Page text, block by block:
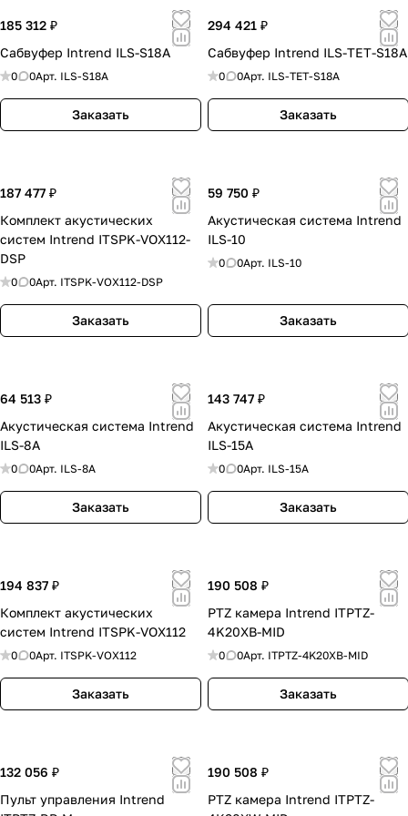
управления и конференц-связи.
Помощь в выборе оборудования для
корпоративных, учебных и общественных
объектов.
Интеграция в существующую AV-
инфраструктуру или новый проект.
Получить консультацию
INTREND вМоскве— это выбор для проектов,
где важны надежность, системный подход и
удобная интеграция аудио- и AV-решений в
Конференц-залы и переговорные
Для пространств, где важны качественная
удобство работы участников.
AV-коммутация и управление
Для систем, где требуется надежная
маршрутизация сигналов, управление
источниками и распределение контента.
Образовательные пространства
Для учебных аудиторий, лекционных залов и
Трансляция и запись
Для проектов, где важны стабильная
трансляция, запись контента и интеграция с
медиасистемами.
Широкий проектный профиль — бренд
уместен для аудио, AV-коммутации,
Подходит для интеграционных задач —
удобно использовать в составе системного
решения.
185 312 ₽
Сабвуфер Intrend ILS-S18A
0 0Арт. ILS-S18A
Заказать
294 421 ₽
Сабвуфер Intrend ILS-TET-S18A
0 0Арт. ILS-TET-S18A
Заказать
187 477 ₽
Комплект акустических
систем Intrend ITSPK-VOX112-
DSP
0 0Арт. ITSPK-VOX112-DSP
Заказать
59 750 ₽
Акустическая система Intrend
ILS-10
0 0Арт. ILS-10
Заказать
64 513 ₽
Акустическая система Intrend
ILS-8A
0 0Арт. ILS-8A
Заказать
143 747 ₽
Акустическая система Intrend
ILS-15A
0 0Арт. ILS-15A
Заказать
194 837 ₽
Комплект акустических
систем Intrend ITSPK-VOX112
0 0Арт. ITSPK-VOX112
Заказать
190 508 ₽
PTZ камера Intrend ITPTZ-
4K20XB-MID
0 0Арт. ITPTZ-4K20XB-MID
Заказать
132 056 ₽
Пульт управления Intrend
190 508 ₽
PTZ камера Intrend ITPTZ-